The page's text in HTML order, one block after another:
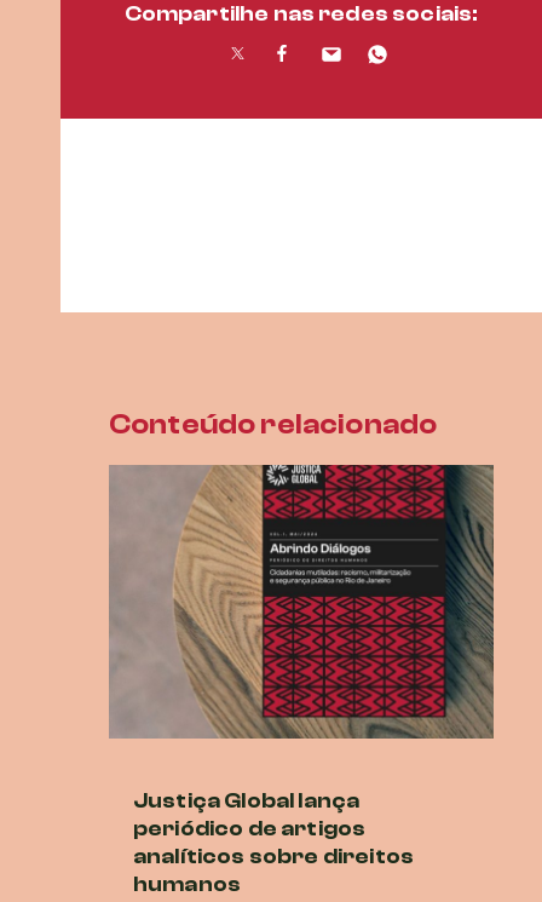
Compartilhe nas redes sociais:
Conteúdo relacionado
Justiça Global lança
periódico de artigos
analíticos sobre direitos
humanos